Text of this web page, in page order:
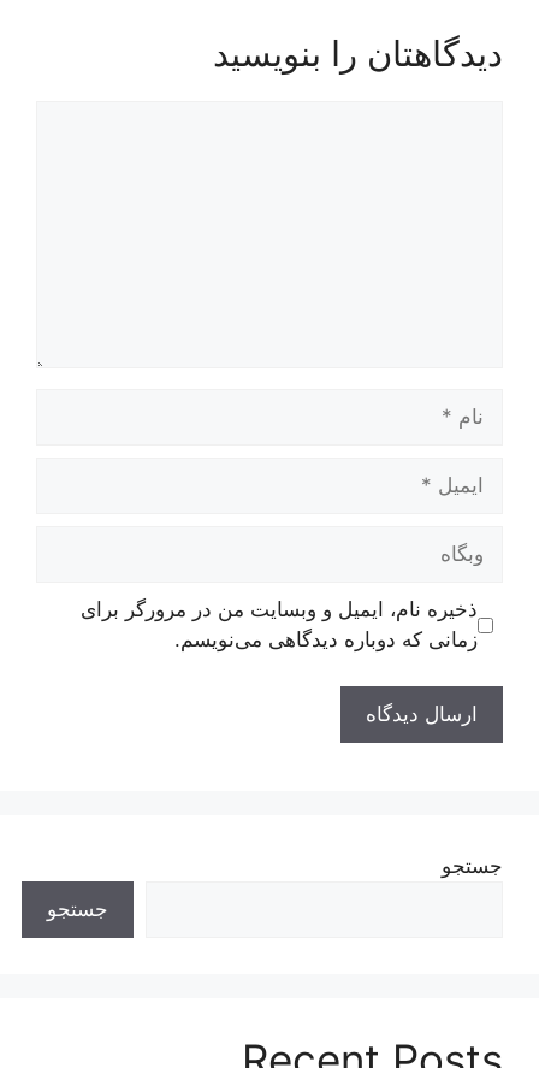
دیدگاهتان را بنویسید
ایمیل
وبگاه
ذخیره نام، ایمیل و وبسایت من در مرورگر برای
زمانی که دوباره دیدگاهی می‌نویسم.
جستجو
جستجو